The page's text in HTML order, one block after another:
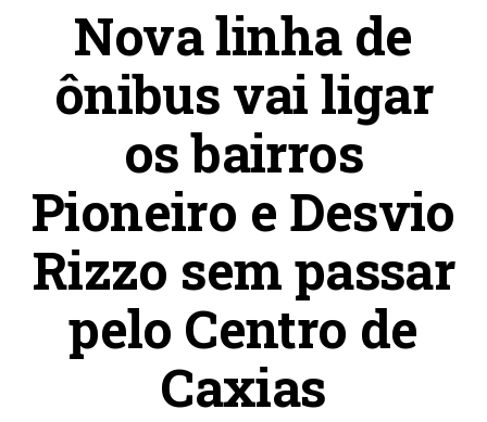
Nova linha de
ônibus vai ligar
os bairros
Pioneiro e Desvio
Rizzo sem passar
pelo Centro de
Caxias